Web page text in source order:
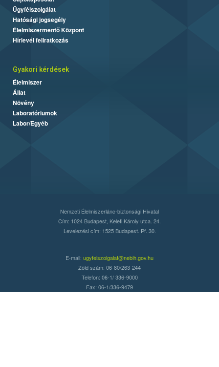
Ügyfélszolgálat
Hatósági jogsegély
Élelmiszermentő Központ
Hírlevél feliratkozás
Gyakori kérdések
Élelmiszer
Állat
Növény
Laboratóriumok
Labor/Egyéb
Nemzeti Élelmiszerlánc-biztonsági Hivatal
Cím: 1024 Budapest, Keleti Károly utca. 24.
Levelezési cím: 1525 Budapest. Pf. 30.
E-mail: ugyfelszolgalat@nebih.gov.hu
Zöld szám: 06-80/263-244
Telefon: 06-1/ 336-9000
Fax: 06-1/336-9479